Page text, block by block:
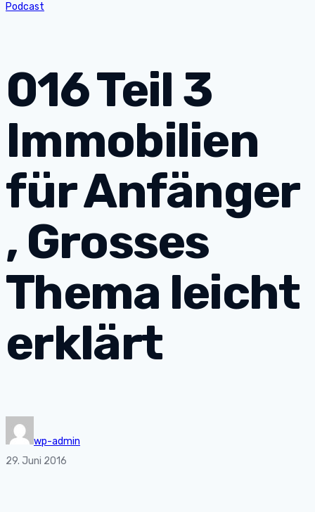
Podcast
016 Teil 3
Immobilien
für Anfänger
, Grosses
Thema leicht
erklärt
wp-admin
29. Juni 2016